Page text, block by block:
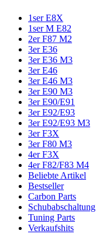
1ser E8X
1ser M E82
2er F87 M2
3er E36
3er E36 M3
3er E46
3er E46 M3
3er E90 M3
3er E90/E91
3er E92/E93
3er E92/E93 M3
3er F3X
3er F80 M3
4er F3X
4er F82/F83 M4
Beliebte Artikel
Bestseller
Carbon Parts
Schubabschaltung
Tuning Parts
Verkaufshits​